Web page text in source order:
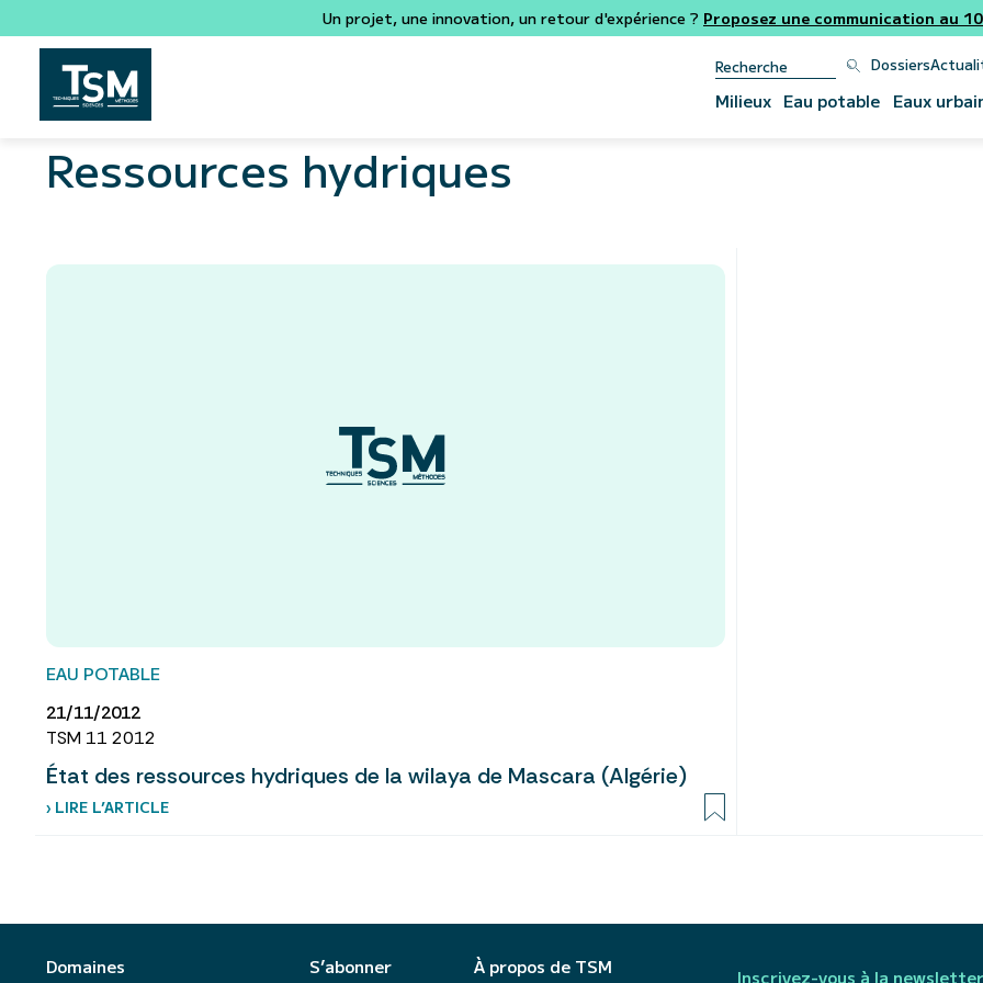
Un projet, une innovation, un retour d'expérience ? Proposez une communication au
Dossiers
Milieux Eau potable Eaux
Ressources hydriques
EAU POTABLE
21/11/2012
TSM 11 2012
État des ressources hydriques de la wilaya de Mascara (Algérie)
› LIRE L’ARTICLE
Domaines S’abonner À propos de TSM Inscrivez-vous à la